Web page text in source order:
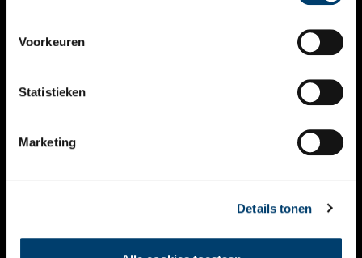
Voorkeuren
Statistieken
Marketing
Details tonen
KALENDER
THEMA’S
VIDEO’S
CONTACT